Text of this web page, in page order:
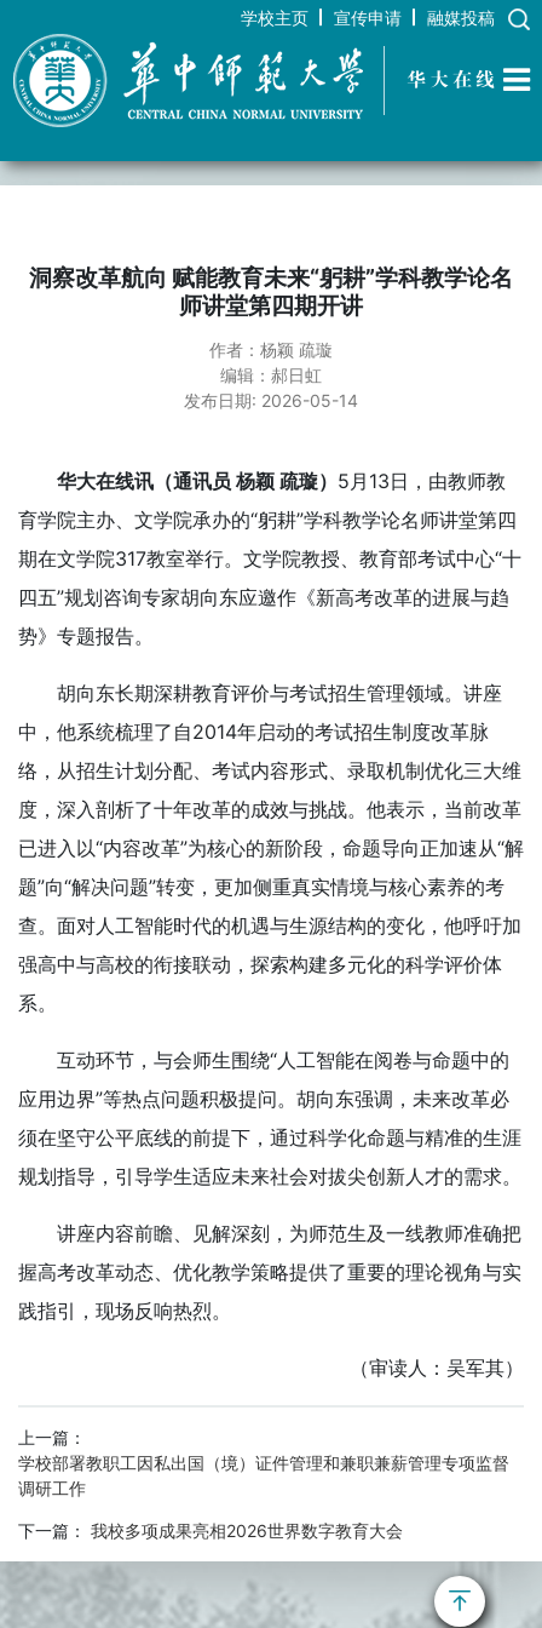
学校主页 宣传申请 融媒投稿
华大在线
洞察改革航向 赋能教育未来“躬耕”学科教学论名
师讲堂第四期开讲
作者：杨颖 疏璇
编辑：郝日虹
发布日期: 2026-05-14
华大在线讯（通讯员 杨颖 疏璇） 5月13日，由教师教
育学院主办、文学院承办的“躬耕”学科教学论名师讲堂第四
期在文学院317教室举行。文学院教授、教育部考试中心“十
四五”规划咨询专家胡向东应邀作《新高考改革的进展与趋
势》专题报告。
胡向东长期深耕教育评价与考试招生管理领域。讲座
中，他系统梳理了自2014年启动的考试招生制度改革脉
络，从招生计划分配、考试内容形式、录取机制优化三大维
度，深入剖析了十年改革的成效与挑战。他表示，当前改革
已进入以“内容改革”为核心的新阶段，命题导向正加速从“解
题”向“解决问题”转变，更加侧重真实情境与核心素养的考
查。面对人工智能时代的机遇与生源结构的变化，他呼吁加
强高中与高校的衔接联动，探索构建多元化的科学评价体
系。
互动环节，与会师生围绕“人工智能在阅卷与命题中的
应用边界”等热点问题积极提问。胡向东强调，未来改革必
须在坚守公平底线的前提下，通过科学化命题与精准的生涯
规划指导，引导学生适应未来社会对拔尖创新人才的需求。
讲座内容前瞻、见解深刻，为师范生及一线教师准确把
握高考改革动态、优化教学策略提供了重要的理论视角与实
践指引，现场反响热烈。
（审读人：吴军其）
上一篇：
学校部署教职工因私出国（境）证件管理和兼职兼薪管理专项监督
调研工作
下一篇： 我校多项成果亮相2026世界数字教育大会